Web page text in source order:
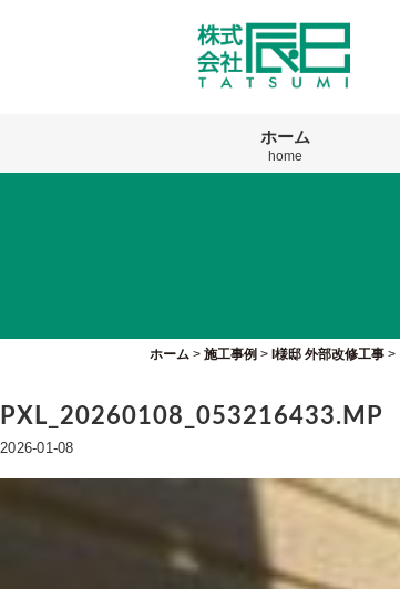
ホーム
home
ホーム> 施工事例 > I様邸 外部改修工事>
PXL_20260108_053216433.MP
2026-01-08